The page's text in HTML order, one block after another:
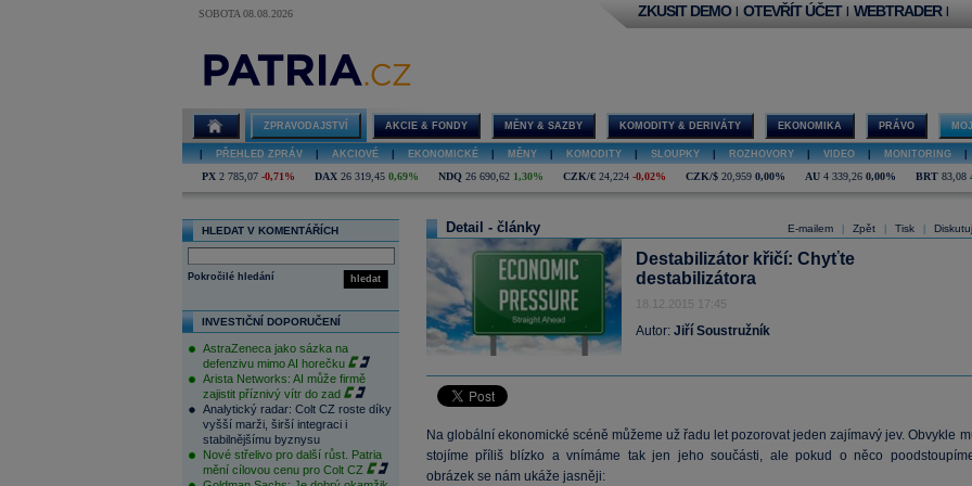
SOBOTA 08.08.2026 ZKUSIT DEMO | OTEVŘÍT ÚČET | WEBTRADER |
ZPRAVODAJSTVÍ AKCIE & FONDY MĚNY & SAZBY KOMODITY & DERIVÁTY EKONOMIKA PRÁVO
PŘEHLED ZPRÁV AKCIOVÉ EKONOMICKÉ MĚNY KOMODITY SLOUPKY ROZHOVORY VIDEO MONITORING
PX 2 785,07 -0,71% DAX 26 319,45 0,69% NDQ 26 690,62 1,30% CZK/€ 24,224 -0,02% CZK/$ 20,959 0,00% AU 4 339,26 0,00% BRT 83,08
HLEDAT V KOMENTÁŘÍCH
hledat
Pokročilé hledání
INVESTIČNÍ DOPORUČENÍ
AstraZeneca jako sázka na
defenzivu mimo AI horečku
Arista Networks: AI může firmě
zajistit příznivý vítr do zad
Analytický radar: Colt CZ roste díky
vyšší marži, širší integraci i
stabilnějšímu byznysu
Nové střelivo pro další růst. Patria
mění cílovou cenu pro Colt CZ
E-mailem Zpět Tisk Diskutuj
Detail - články
Destabilizátor křičí: Chyťte
destabilizátora
18.12.2015 17:45
Autor: Jiří Soustružník
Na globální ekonomické scéně můžeme už řadu let pozorovat jeden zajímavý jev. Obvykle
stojíme příliš blízko a vnímáme tak jen jeho součásti, ale pokud o něco
obrázek se nám ukáže jasněji: